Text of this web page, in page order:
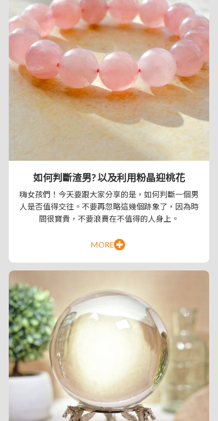
如何判斷渣男? 以及利用粉晶迎桃花
嗨女孩們！今天要跟大家分享的是，如何判斷一個男
人是否值得交往。不要再忽略這幾個跡象了，因為時
間很寶貴，不要浪費在不值得的人身上。